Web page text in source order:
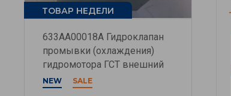
ТОВАР НЕДЕЛИ
633AA00018A Гидроклапан
промывки (охлаждения)
гидромотора ГСТ внешний
NEW SALE